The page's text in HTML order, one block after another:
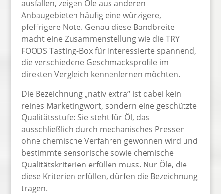
ausfallen, zeigen Öle aus anderen
Anbaugebieten häufig eine würzigere,
pfeffrigere Note. Genau diese Bandbreite
macht eine Zusammenstellung wie die TRY
FOODS Tasting-Box für Interessierte spannend,
die verschiedene Geschmacksprofile im
direkten Vergleich kennenlernen möchten.
Die Bezeichnung „nativ extra“ ist dabei kein
reines Marketingwort, sondern eine geschützte
Qualitätsstufe: Sie steht für Öl, das
ausschließlich durch mechanisches Pressen
ohne chemische Verfahren gewonnen wird und
bestimmte sensorische sowie chemische
Qualitätskriterien erfüllen muss. Nur Öle, die
diese Kriterien erfüllen, dürfen die Bezeichnung
tragen.